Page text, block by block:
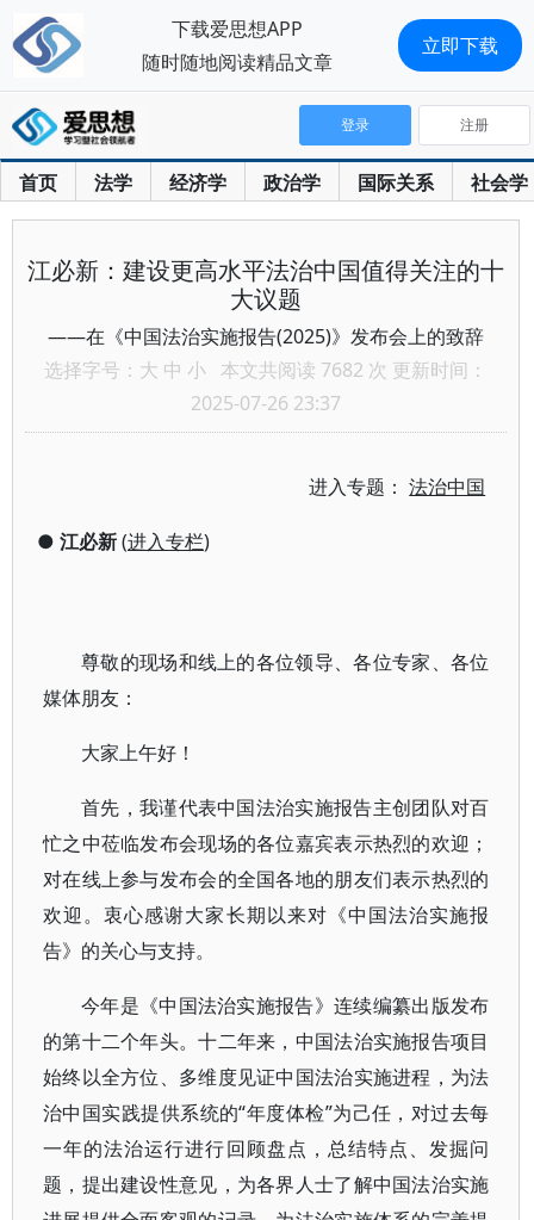
首页 法学 经济学 政治学 国际关系 社会学
登录 注册
江必新：建设更高水平法治中国值得关注的十
大议题
——在《中国法治实施报告(2025)》发布会上的致辞
选择字号： 大 中 小 本文共阅读 7682 次 更新时间：
2025-07-26 23:37
进入专题：法治中国
● 江必新(进入专栏)
尊敬的现场和线上的各位领导、各位专家、各位
媒体朋友：
大家上午好！
首先，我谨代表中国法治实施报告主创团队对百
忙之中莅临发布会现场的各位嘉宾表示热烈的欢迎；
对在线上参与发布会的全国各地的朋友们表示热烈的
欢迎。衷心感谢大家长期以来对《中国法治实施报
告》的关心与支持。
今年是《中国法治实施报告》连续编纂出版发布
的第十二个年头。十二年来，中国法治实施报告项目
始终以全方位、多维度见证中国法治实施进程，为法
治中国实践提供系统的“年度体检”为己任，对过去每
一年的法治运行进行回顾盘点，总结特点、发掘问
题，提出建设性意见，为各界人士了解中国法治实施
下载爱思想APP
随时随地阅读精品文章
立即下载